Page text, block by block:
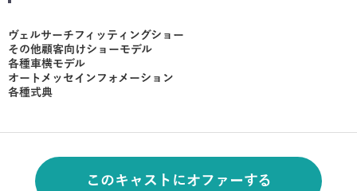
ヴェルサーチフィッティングショー
その他顧客向けショーモデル
各種車横モデル
オートメッセインフォメーション
各種式典
このキャストにオファーする